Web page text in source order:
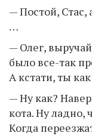
— Постой, Стас,
…
— Олег,
было все-так
А кстати, ты
— Ну как?
кота. Ну ладно,
Когда